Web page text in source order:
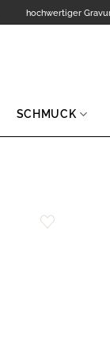
hochwertiger
SCHMUCK